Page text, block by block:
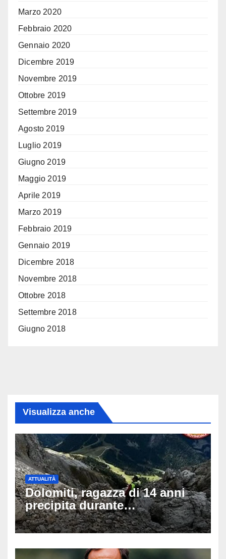
Marzo 2020
Febbraio 2020
Gennaio 2020
Dicembre 2019
Novembre 2019
Ottobre 2019
Settembre 2019
Agosto 2019
Luglio 2019
Giugno 2019
Maggio 2019
Aprile 2019
Marzo 2019
Febbraio 2019
Gennaio 2019
Dicembre 2018
Novembre 2018
Ottobre 2018
Settembre 2018
Giugno 2018
Visualizza anche
ATTUALITÀ
Dolomiti, ragazza di 14 anni
precipita durante
un’escursione: tragedia sul
Latemar davanti alla famiglia